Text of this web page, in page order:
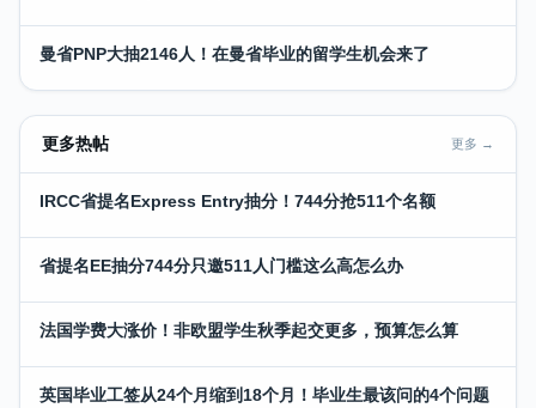
曼省PNP大抽2146人！在曼省毕业的留学生机会来了
更多热帖 更多 →
IRCC省提名Express Entry抽分！744分抢511个名额
省提名EE抽分744分只邀511人门槛这么高怎么办
法国学费大涨价！非欧盟学生秋季起交更多，预算怎么算
英国毕业工签从24个月缩到18个月！毕业生最该问的4个问题